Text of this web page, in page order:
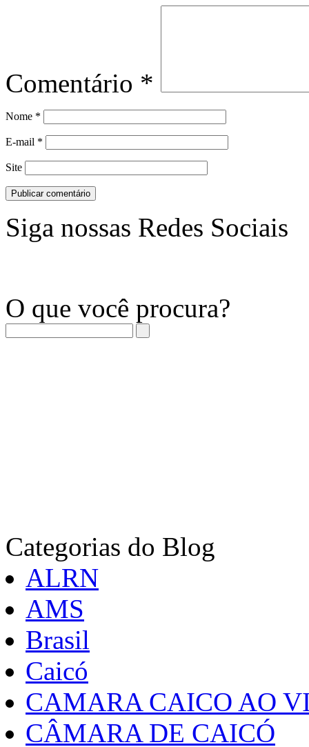
Comentário *
Nome *
E-mail *
Site
Siga nossas Redes Sociais
O que você procura?
Categorias do Blog
ALRN
AMS
Brasil
Caicó
CAMARA CAICO AO
CÂMARA DE CAICÓ